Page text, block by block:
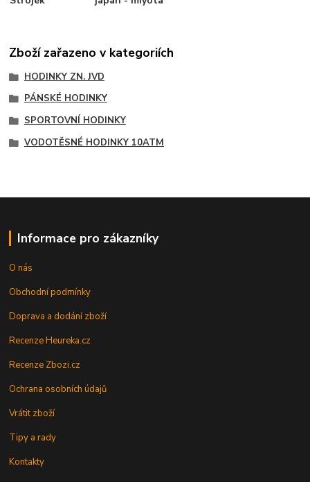
Zboží zařazeno v kategoriích
HODINKY ZN. JVD
PÁNSKÉ HODINKY
SPORTOVNÍ HODINKY
VODOTĚSNÉ HODINKY 10ATM
Informace pro zákazníky
O nás
Obchodní podmínky
Doprava a dodání zboží
Recenze Heureka.cz
Recenze Zbozi.cz
Ochrana osobních údajů
Vrátit zboží
Tipy a rady
Kontakty